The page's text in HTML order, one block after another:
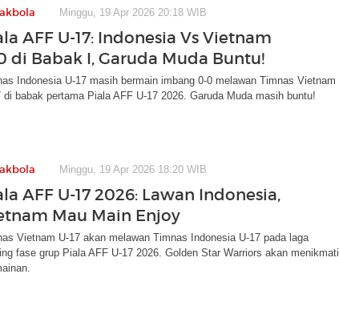
Minggu, 19 Apr 2026 20:18 WIB
AFF U-17: Indonesia Vs Vietnam
di Babak I, Garuda Muda Buntu!
Indonesia U-17 masih bermain imbang 0-0 melawan Timnas Vietnam
di babak pertama Piala AFF U-17 2026. Garuda Muda masih buntu!
Minggu, 19 Apr 2026 18:20 WIB
AFF U-17 2026: Lawan Indonesia,
Mau Main Enjoy
Vietnam U-17 akan melawan Timnas Indonesia U-17 pada laga
fase grup Piala AFF U-17 2026. Golden Star Warriors akan menikmati